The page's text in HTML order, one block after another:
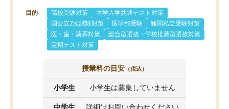
目的 高校受験対策
大学入学共通テスト対策
国公立2次試験対策
医学部受験
難関私立受験対策
医・歯・薬系対策
総合型選抜・学校推薦型選抜対策
定期テスト対策
授業料の目安 （税込）
小学生 小学生は募集していません
中学生 詳細はお問い合わせください